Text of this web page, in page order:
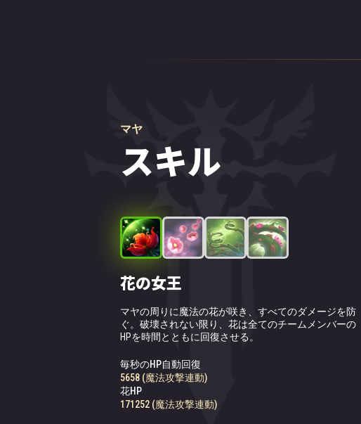
マヤ
スキル
花の女王
マヤの周りに魔法の花が咲き、すべてのダメージを防
ぐ。破壊されない限り、花は全てのチームメンバーの
HPを時間とともに回復させる。
毎秒のHP自動回復
5658 (魔法攻撃連動)
花HP
171252 (魔法攻撃連動)
毒花粉
マヤは一番遠くにいる敵に対して、徐々にダメージを与
える毒の花粉を放つ。
を与える
有毒の絆
生きた芽が左端と右端にいる敵にからみつき、お互いを
引き寄せて毒状態にする。
与える
女王の復讐
魔法の花が枯れると、根が近くの敵にからみつく。対象
の敵は移動不可となり、8秒の間ダメージを受ける。
197252 (魔法攻撃連動)